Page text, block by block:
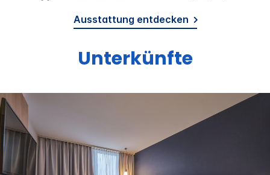
Ausstattung entdecken
Unterkünfte